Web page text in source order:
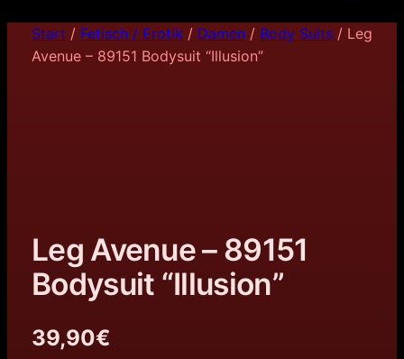
Start / Fetisch / Erotik/ Damen/ Body Suits/ Leg
Avenue – 89151 Bodysuit “Illusion”
Leg Avenue – 89151
Bodysuit “Illusion”
39,90€